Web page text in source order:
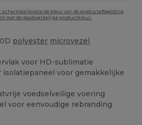
schermkalibratie de kleur van de productafbeelding
met de daadwerkelijke productkleur.
polyester microvezel
voor HD-sublimatie
isolatiepaneel voor gemakkelijke
voedselveilige voering
voor eenvoudige rebranding